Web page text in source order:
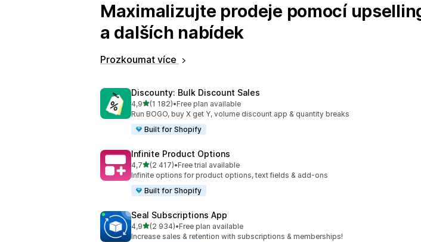
Maximalizujte prodeje pomocí
a dalších nabídek
Prozkoumat více
Discounty: Bulk Discount Sales
4,9z 5 hvězd
(1 182)
Celkový počet recenzí: 1182
•Free plan available
Run BOGO, buy X get Y, volume discount app & quantity breaks
Built for Shopify
Infinite Product Options
4,7z 5 hvězd
(2 417)
Celkový počet recenzí: 2417
•Free trial available
Infinite options for product options, text fields & add-ons
Built for Shopify
Seal Subscriptions App
4,9z 5 hvězd
(2 934)
Celkový počet recenzí: 2934
•Free plan available
Increase sales & retention with subscriptions & memberships!